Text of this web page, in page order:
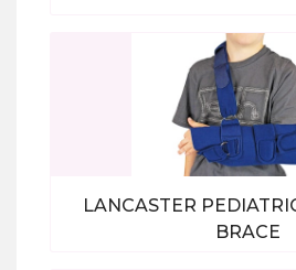
Bekijk alle
LANCASTER
BRACE